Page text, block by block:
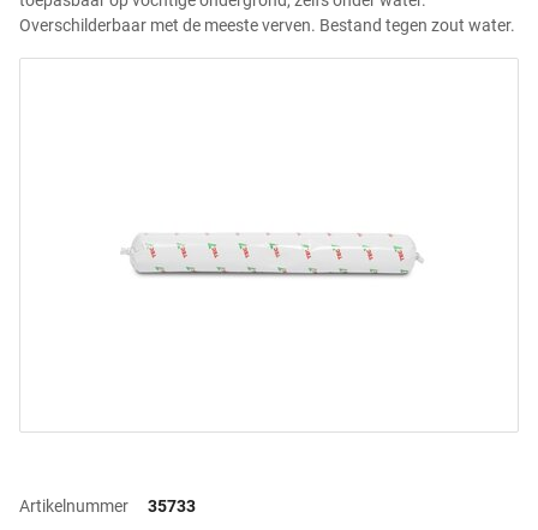
Overschilderbaar met de meeste verven. Bestand tegen zout water.
Artikelnummer
35733